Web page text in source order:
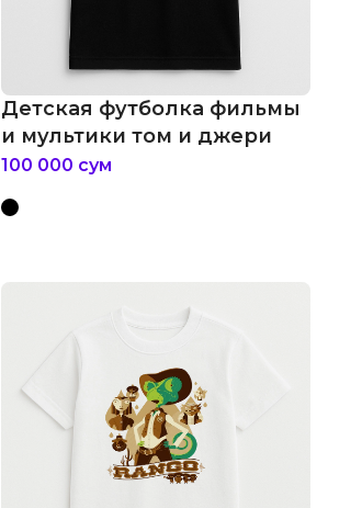
Детская футболка фильмы
и мультики том и джери
100 000 сум